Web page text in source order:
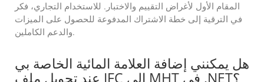
المقام الأول لأغراض التقييم والاختبار. للاستخدام التجاري، فكر
في الترقية إلى خطة الاشتراك المدفوعة للحصول على الميزات
والدعم الكاملين.
هل يمكنني إضافة العلامة المائية الخاصة بي
عند تحويل ملف IFC إلى MHT في .NET؟